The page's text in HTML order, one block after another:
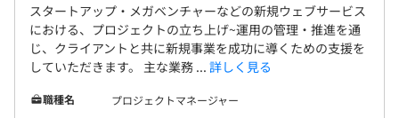
代表である安達自身がエンジニアであることから、
エンジニアの技術的知識、実装力、専門性などを鑑みエン
ジニアがエンジニアを評価する社風です。
スタートアップ・メガベンチャーなどの新規ウェブサービス
における、プロジェクトの立ち上げ~運用の管理・推進を通
じ、クライアントと共に新規事業を成功に導くための支援を
していただきます。 主な業務 ... 詳しく見る
職種名
プロジェクトマネージャー